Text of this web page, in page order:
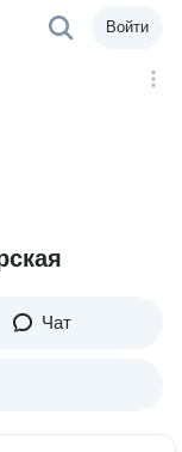
Войти
Чат